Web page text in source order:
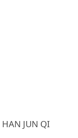
HAN JUN QI